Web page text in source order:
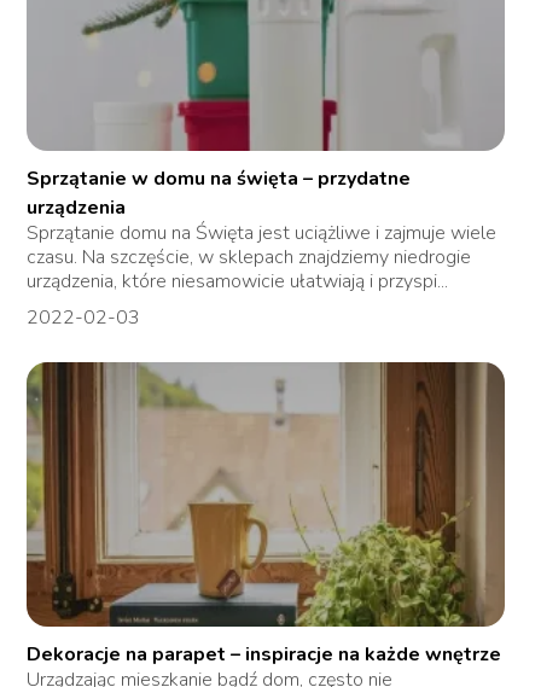
Sprzątanie w domu na święta – przydatne
urządzenia
Sprzątanie domu na Święta jest uciążliwe i zajmuje wiele
czasu. Na szczęście, w sklepach znajdziemy niedrogie
urządzenia, które niesamowicie ułatwiają i przyspi...
2022-02-03
Dekoracje na parapet – inspiracje na każde wnętrze
Urządzając mieszkanie bądź dom, często nie